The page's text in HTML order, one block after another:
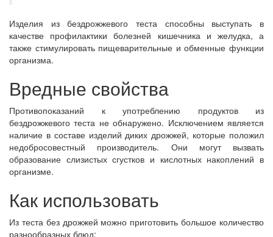
Изделия из бездрожжевого теста способны выступать в
качестве профилактики болезней кишечника и желудка, а
также стимулировать пищеварительные и обменные функции
организма.
Вредные свойства
Противопоказаний к употреблению продуктов из
бездрожжевого теста не обнаружено. Исключением является
наличие в составе изделий диких дрожжей, которые положил
недобросовестный производитель. Они могут вызвать
образование слизистых сгустков и кислотных накоплений в
организме.
Как использовать
Из теста без дрожжей можно приготовить большое количество
разнообразных блюд: